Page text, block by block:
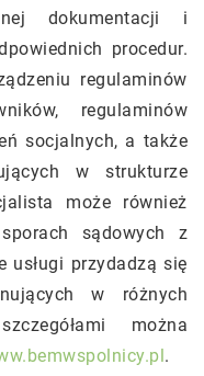
dokumentacji i
procedur.
regulaminów
regulaminów
socjalnych, a także
w strukturze
może również
sądowych z
usługi przydadzą się
w różnych
można
.